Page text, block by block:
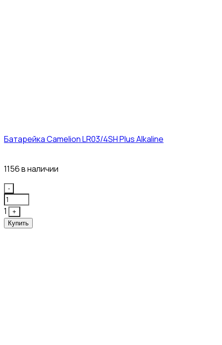
Батарейка Camelion LR03/4SH Plus Alkaline
1156 в наличии
Quantity
-
1
+
Купить